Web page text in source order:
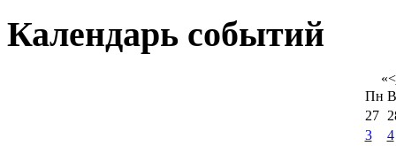
Календарь событий
«<
Пн
27
3
4